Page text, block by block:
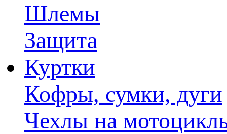
Шлемы
Защита
Куртки
Кофры, сумки, дуги
Чехлы на